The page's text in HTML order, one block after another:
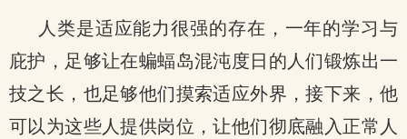
人类是适应能力很强的存在，一年的学习与
庇护，足够让在蝙蝠岛混沌度日的人们锻炼出一
技之长，也足够他们摸索适应外界，接下来，他
可以为这些人提供岗位，让他们彻底融入正常人